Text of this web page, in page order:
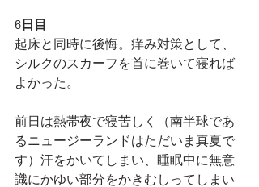
6日目
起床と同時に後悔。痒み対策として、
シルクのスカーフを首に巻いて寝れば
よかった。
前日は熱帯夜で寝苦しく（南半球であ
るニュージーランドはただいま真夏で
す）汗をかいてしまい、睡眠中に無意
識にかゆい部分をかきむしってしまい